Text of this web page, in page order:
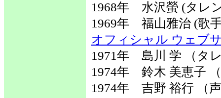
1968年 水沢螢 (タレ
1969年 福山雅治 (
オフィシャル ウェブ
1971年 島川 学 （タ
1974年 鈴木 美恵子
1974年 吉野 裕行